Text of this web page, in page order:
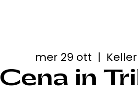
mer 29 ott
  |
Cena in